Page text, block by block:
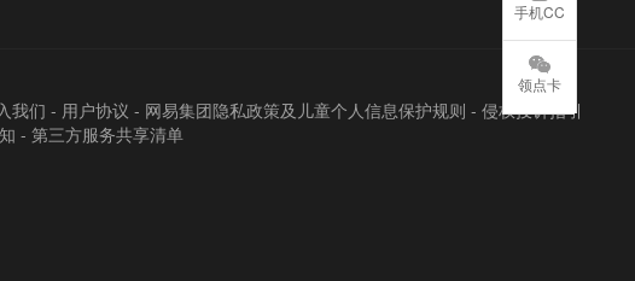
我们 - 用户协议 - 网易集团隐私政策及儿童个人信息保护规则 - 侵权投诉指引
- 第三方服务共享清单
手机CC
领点卡